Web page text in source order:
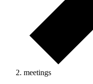
meetings